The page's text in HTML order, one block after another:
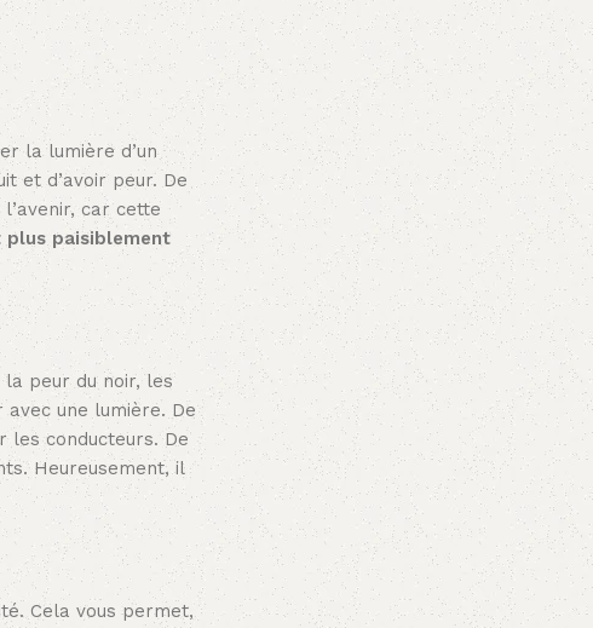
la lumière d’un
et d’avoir peur. De
car cette
paisiblement
la peur du noir, les
une lumière. De
les conducteurs. De
Heureusement, il
Cela vous permet,